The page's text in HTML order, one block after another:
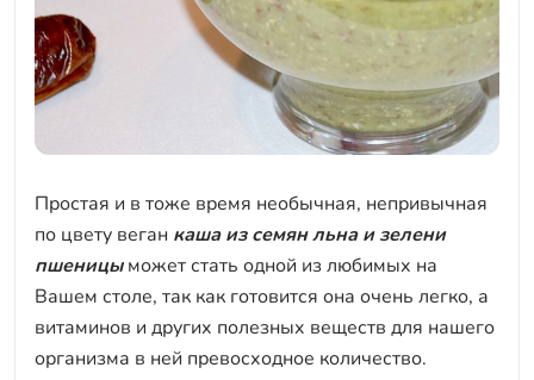
Простая и в тоже время необычная, непривычная
по цвету веган каша из семян льна и зелени
пшеницыможет стать одной из любимых на
Вашем столе, так как готовится она очень легко, а
витаминов и других полезных веществ для нашего
организма в ней превосходное количество.